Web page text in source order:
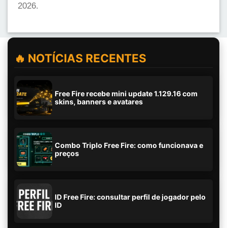
2026.
🔥 NOTÍCIAS RECENTES
Free Fire recebe mini update 1.129.16 com
skins, banners e avatares
Combo Triplo Free Fire: como funcionava e
preços
ID Free Fire: consultar perfil de jogador pelo
ID